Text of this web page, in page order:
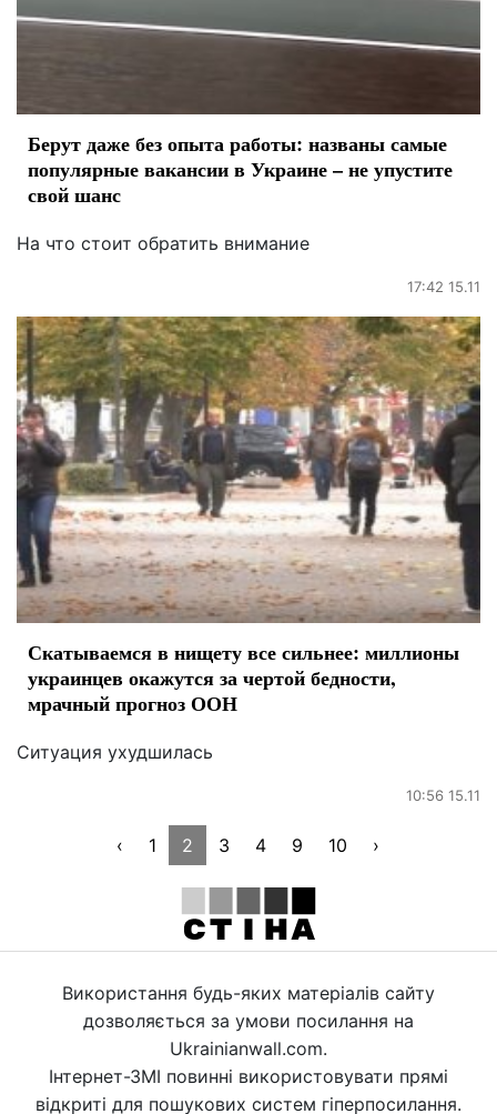
Берут даже без опыта работы: названы самые
популярные вакансии в Украине – не упустите
свой шанс
На что стоит обратить внимание
17:42 15.11
Скатываемся в нищету все сильнее: миллионы
украинцев окажутся за чертой бедности,
мрачный прогноз ООН
Ситуация ухудшилась
10:56 15.11
‹ 1 2 3 4 9 10 ›
Використання будь-яких матеріалів сайту
дозволяється за умови посилання на
Ukrainianwall.com.
Інтернет-ЗМІ повинні використовувати прямі
відкриті для пошукових систем гіперпосилання.